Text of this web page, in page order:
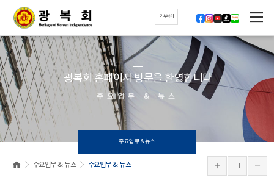
기부하기
광복회 홈페이지 방문을 환영합니다
주요업무 & 뉴스
주요업무 & 뉴스
주요업무 & 뉴스 주요업무 & 뉴스